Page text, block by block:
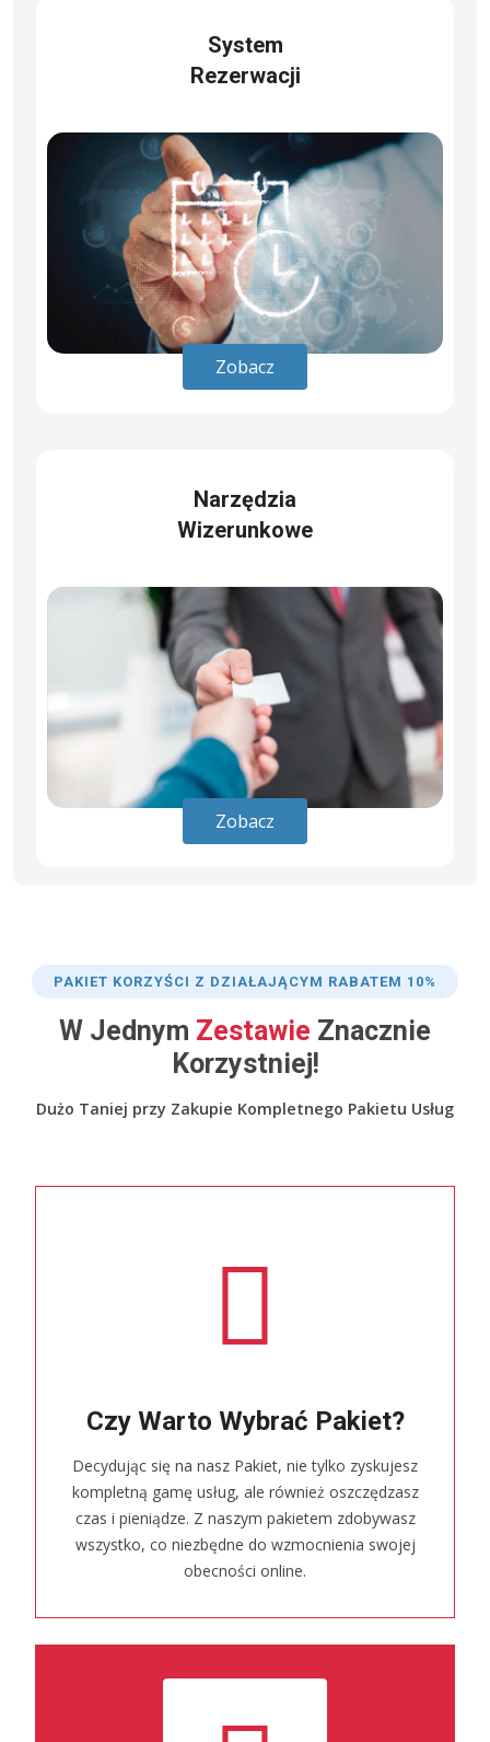
System
Rezerwacji
Zobacz
Narzędzia
Wizerunkowe
Zobacz
PAKIET KORZYŚCI Z DZIAŁAJĄCYM RABATEM 10%
W Jednym Zestawie Znacznie
Korzystniej!
Dużo Taniej przy Zakupie Kompletnego Pakietu Usług
Czy Warto Wybrać Pakiet?
Decydując się na nasz Pakiet, nie tylko zyskujesz
kompletną gamę usług, ale również oszczędzasz
czas i pieniądze. Z naszym pakietem zdobywasz
wszystko, co niezbędne do wzmocnienia swojej
obecności online.